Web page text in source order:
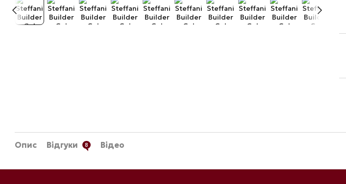
Опис Відгуки 8 Відео